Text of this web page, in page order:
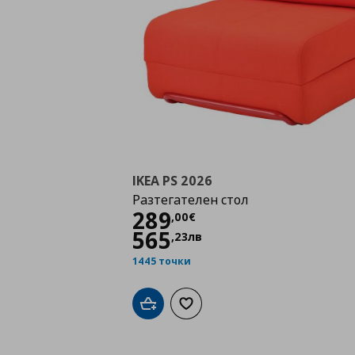
IKEA PS 2026
Разтегателен стол
289,00€
Цена
565,23лв
1445 точки
Добави в кошницата
Добави към списъка с любими